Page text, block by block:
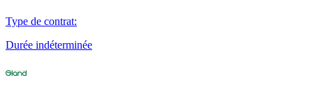
Type de contrat:
Durée indéterminée